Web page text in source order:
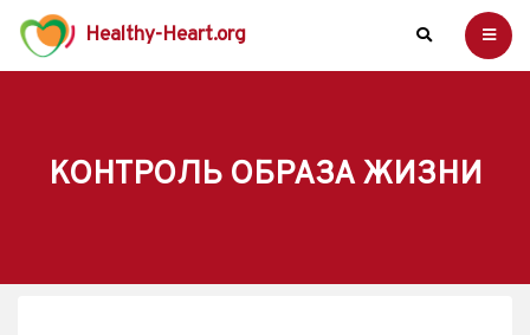
Healthy-Heart.org
КОНТРОЛЬ ОБРАЗА ЖИЗНИ